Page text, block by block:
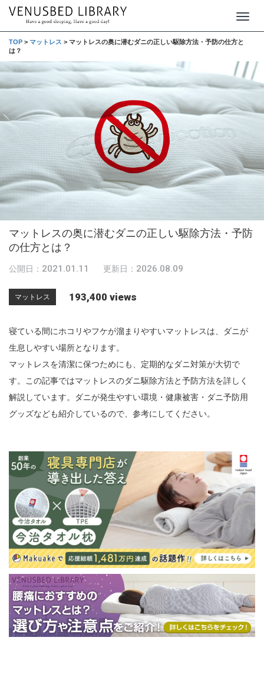
o
g
l
v
i
t
i
TOP > マットレス > マットレスの奥に潜むダニの正しい駆除方法・予防の仕方と
は？
マットレスの奥に潜むダニの正しい駆除方法・予防
の仕方とは？
公開日： 2021.01.11 更新日： 2026.08.09
マットレス 193,400 views
寝ている間にホコリやフケが溜まりやすいマットレスは、ダニが
生息しやすい場所となります。
マットレスを清潔に保つためにも、定期的なダニ対策が大切で
す。この記事ではマットレスのダニ駆除方法と予防方法を詳しく
解説しています。ダニが発生やすい環境・健康被害・ダニ予防用
グッズなども紹介しているので、参考にしてください。